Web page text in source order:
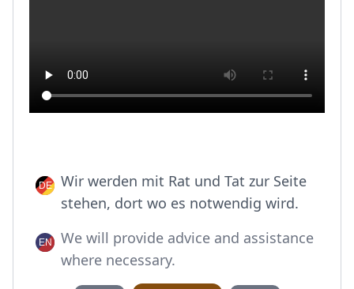
Wir werden mit Rat und Tat zur Seite
stehen, dort wo es notwendig wird.
We will provide advice and assistance
where necessary.